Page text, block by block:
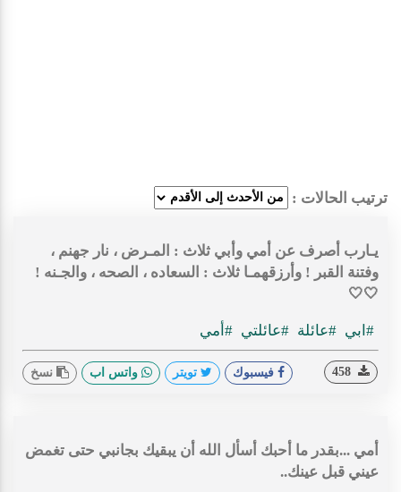
ترتيب الحالات :
يـارب أصرف عن أمي وأبي ثلاث : المـرض ، نار جهنم ،
وفتنة القبر ! وأرزقهمـا ثلاث : السعاده ، الصحه ، والجـنه !
🤍🤍
#ابي #عائلة #عائلتي #أمي
فيسبوك تويتر واتس اب نسخ
​​‏أمي ...بقدر ما أحبك أسأل الله أن يبقيك بجانبي حتى تغمض
عيني قبل عينك..